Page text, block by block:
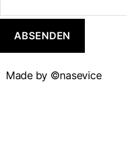
Made by ©nasevice